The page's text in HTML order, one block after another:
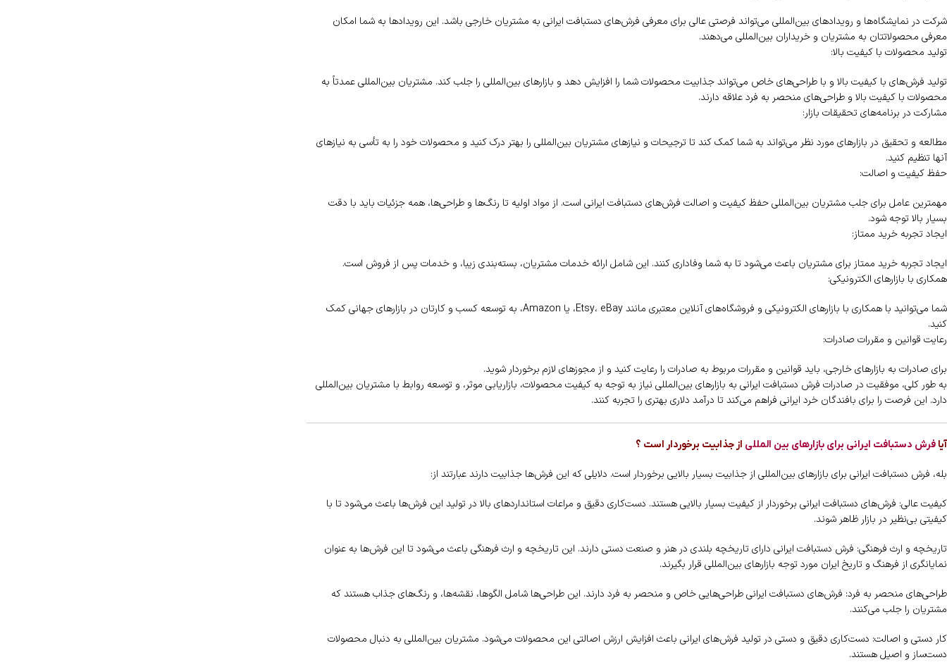
شرکت در نمایشگاه‌ها و رویدادهای بین‌المللی می‌تواند فرصتی عالی برای معرفی فرش‌های دستبافت ایرانی به مشتریان خارجی باشد. این رویدادها به شما امکان
معرفی محصولاتتان به مشتریان و خریداران بین‌المللی می‌دهند.
تولید محصولات با کیفیت بالا:
تولید فرش‌های با کیفیت بالا و با طراحی‌های خاص می‌تواند جذابیت محصولات شما را افزایش دهد و بازارهای بین‌المللی را جلب کند. مشتریان بین‌المللی عمدتاً به
محصولات با کیفیت بالا و طراحی‌های منحصر به فرد علاقه دارند.
مشارکت در برنامه‌های تحقیقات بازار:
مطالعه و تحقیق در بازارهای مورد نظر می‌تواند به شما کمک کند تا ترجیحات و نیازهای مشتریان بین‌المللی را بهتر درک کنید و محصولات خود را به تأسی به نیازهای
آنها تنظیم کنید.
حفظ کیفیت و اصالت:
مهمترین عامل برای جلب مشتریان بین‌المللی حفظ کیفیت و اصالت فرش‌های دستبافت ایرانی است. از مواد اولیه تا رنگ‌ها و طراحی‌ها، همه جزئیات باید با دقت
بسیار بالا توجه شود.
ایجاد تجربه خرید ممتاز:
ایجاد تجربه خرید ممتاز برای مشتریان باعث می‌شود تا به شما وفاداری کنند. این شامل ارائه خدمات مشتریان، بسته‌بندی زیبا، و خدمات پس از فروش است.
همکاری با بازارهای الکترونیکی:
شما می‌توانید با همکاری با بازارهای الکترونیکی و فروشگاه‌های آنلاین معتبری مانند Etsy، eBay، یا Amazon، به توسعه کسب و کارتان در بازارهای جهانی کمک
کنید.
رعایت قوانین و مقررات صادرات:
برای صادرات به بازارهای خارجی، باید قوانین و مقررات مربوط به صادرات را رعایت کنید و از مجوزهای لازم برخوردار شوید.
به طور کلی، موفقیت در صادرات فرش دستبافت ایرانی به بازارهای بین‌المللی نیاز به توجه به کیفیت محصولات، بازاریابی موثر، و توسعه روابط با مشتریان بین‌المللی
دارد. این فرصت را برای بافندگان خرد ایرانی فراهم می‌کند تا درآمد دلاری بهتری را تجربه کنند.
آیا فرش دستبافت ایرانی برای بازارهای بین المللی از جذابیت برخوردار است ؟
بله، فرش دستبافت ایرانی برای بازارهای بین‌المللی از جذابیت بسیار بالایی برخوردار است. دلایلی که این فرش‌ها جذابیت دارند عبارتند از:
کیفیت عالی: فرش‌های دستبافت ایرانی برخوردار از کیفیت بسیار بالایی هستند. دست‌کاری دقیق و مراعات استانداردهای بالا در تولید این فرش‌ها باعث می‌شود تا با
کیفیتی بی‌نظیر در بازار ظاهر شوند.
تاریخچه و ارث فرهنگی: فرش دستبافت ایرانی دارای تاریخچه بلندی در هنر و صنعت دستی دارند. این تاریخچه و ارث فرهنگی باعث می‌شود تا این فرش‌ها به عنوان
نمایانگری از فرهنگ و تاریخ ایران مورد توجه بازارهای بین‌المللی قرار بگیرند.
طراحی‌های منحصر به فرد: فرش‌های دستبافت ایرانی طراحی‌هایی خاص و منحصر به فرد دارند. این طراحی‌ها شامل الگوها، نقشه‌ها، و رنگ‌های جذاب هستند که
مشتریان را جلب می‌کنند.
کار دستی و اصالت: دست‌کاری دقیق و دستی در تولید فرش‌های ایرانی باعث افزایش ارزش اصالتی این محصولات می‌شود. مشتریان بین‌المللی به دنبال محصولات
دست‌ساز و اصیل هستند.